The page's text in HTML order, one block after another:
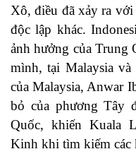
Xô, điều đã xảy ra
độc lập khác.
ảnh hưởng của Trung
mình, tại Malaysia
của Malaysia, Anwar
bỏ của phương Tây
Quốc, khiến Kuala
Kinh khi tìm kiếm các